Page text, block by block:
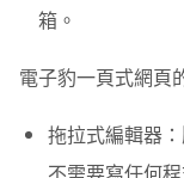
箱。
電子豹一頁式網頁
拖拉式編輯器：